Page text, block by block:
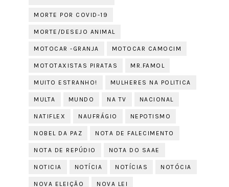
MORTE POR COVID-19
MORTE/DESEJO ANIMAL
MOTOCAR -GRANJA MOTOCAR CAMOCIM
MOTOTAXISTAS PIRATAS MR.FAMOL
MUITO ESTRANHO! MULHERES NA POLITICA
MULTA MUNDO NA TV NACIONAL
NATIFLEX NAUFRÁGIO NEPOTISMO
NOBEL DA PAZ NOTA DE FALECIMENTO
NOTA DE REPÚDIO NOTA DO SAAE
NOTICIA NOTÍCIA NOTÍCIAS NOTÓCIA
NOVA ELEIÇÃO NOVA LEI